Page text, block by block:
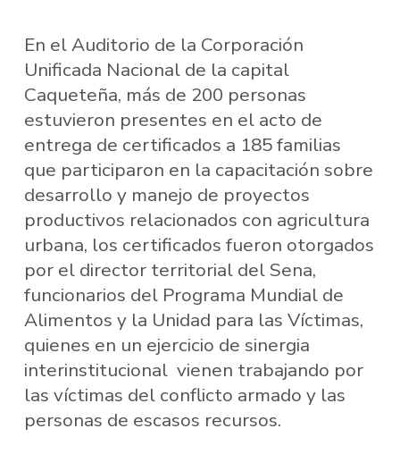
En el Auditorio de la Corporación
Unificada Nacional de la capital
Caqueteña, más de 200 personas
estuvieron presentes en el acto de
entrega de certificados a 185 familias
que participaron en la capacitación sobre
desarrollo y manejo de proyectos
productivos relacionados con agricultura
urbana, los certificados fueron otorgados
por el director territorial del Sena,
funcionarios del Programa Mundial de
Alimentos y la Unidad para las Víctimas,
quienes en un ejercicio de sinergia
interinstitucional vienen trabajando por
las víctimas del conflicto armado y las
personas de escasos recursos.